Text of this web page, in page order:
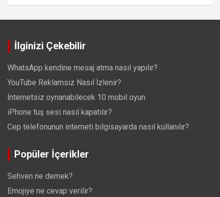
İlginizi Çekebilir
WhatsApp kendine mesaj atma nasıl yapılır?
YouTube Reklamsız Nasıl İzlenir?
İnternetsiz oynanabilecek 10 mobil oyun
iPhone tuş sesi nasıl kapatılır?
Cep telefonunun interneti bilgisayarda nasıl kullanılır?
Popüler İçerikler
Sehven ne demek?
Emojiye ne cevap verilir?